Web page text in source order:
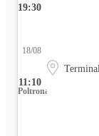
19:30
11:10
18/08
Poltrona